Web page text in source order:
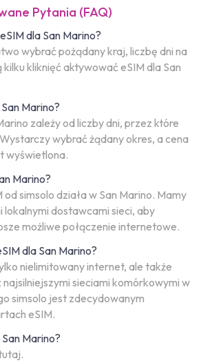
Pytania (FAQ)
dla San Marino?
wybrać pożądany kraj, liczbę dni na
kliknięć aktywować eSIM dla San
Marino?
zależy od liczby dni, przez które
wybrać żądany okres, a cena
wyświetlona.
Marino?
od simsolo działa w San Marino. Mamy
lokalnymi dostawcami sieci, aby
możliwe połączenie internetowe.
dla San Marino?
nielimitowany internet, ale także
sieciami komórkowymi w
simsolo jest zdecydowanym
eSIM.
Marino?